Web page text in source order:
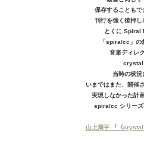
保存することも
刊行を強く後押
とくに Spiral
「spira/cc」の
音楽ディレ
crystal
当時の状
いまではまた、開催
実現しなかった計
spira/cc シリーズ
山上周平 『《